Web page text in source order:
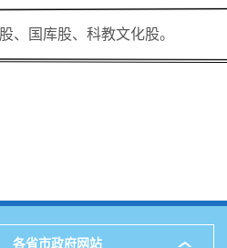
、国库股、科教文化股。
各省市政府网站